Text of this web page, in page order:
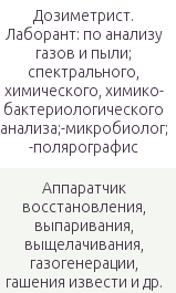
Дозиметрист.
Лаборант: по анализу
газов и пыли;
спектрального,
химического, химико-
бактериологического
анализа;-микробиолог;
-полярографис
Аппаратчик
восстановления,
выпаривания,
выщелачивания,
газогенерации,
гашения извести и др.